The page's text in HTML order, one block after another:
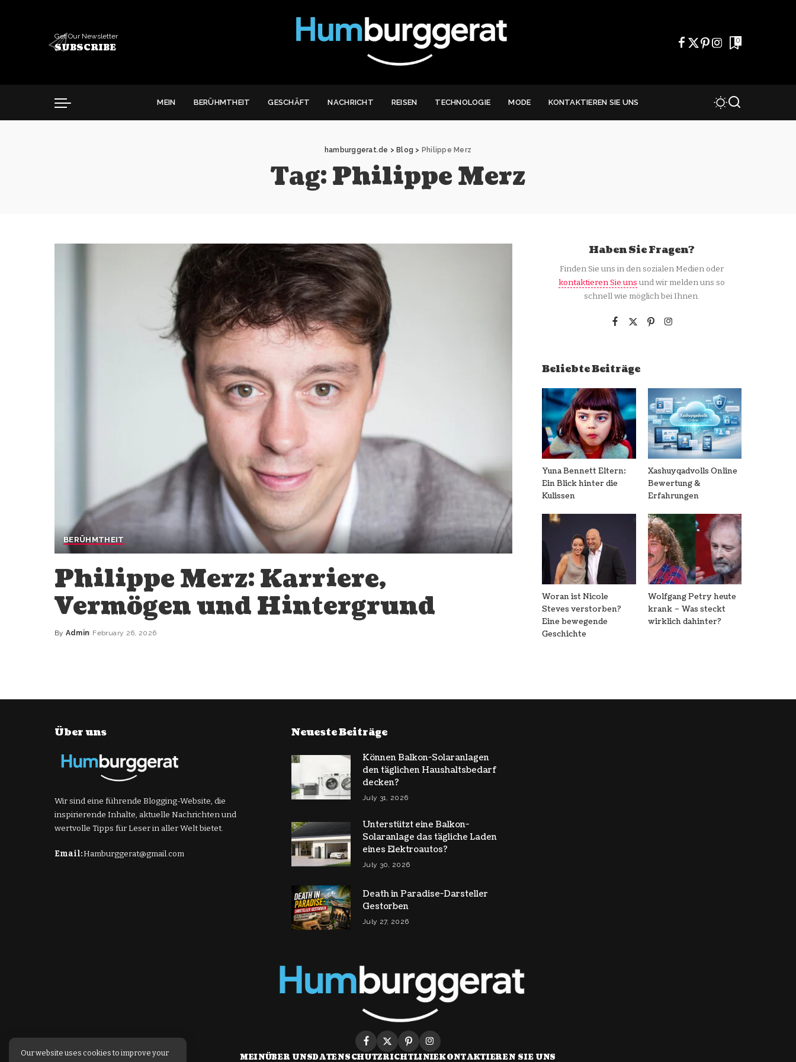
Get Our Newsletter
SUBSCRIBE
0
MEIN BERÜHMTHEIT GESCHÄFT NACHRICHT REISEN TECHNOLOGIE MODE KONTAKTIEREN SIE UNS
hamburggerat.de > Blog > Philippe Merz
Tag:Philippe Merz
BERÜHMTHEIT
Philippe Merz: Karriere,
Vermögen und Hintergrund
Posted
By Admin February 26, 2026
Haben Sie Fragen?
Finden Sie uns in den sozialen Medien oder
kontaktieren Sie uns und wir melden uns so
schnell wie möglich bei Ihnen.
Beliebte Beiträge
Yuna Bennett Eltern:
Ein Blick hinter die
Kulissen
Xashuyqadvolls Online
Bewertung &
Erfahrungen
Woran ist Nicole
Steves verstorben?
Eine bewegende
Geschichte
Wolfgang Petry heute
krank – Was steckt
wirklich dahinter?
Über uns
Wir sind eine führende Blogging-Website, die
inspirierende Inhalte, aktuelle Nachrichten und
wertvolle Tipps für Leser in aller Welt bietet.
Email:Hamburggerat@gmail.com
Neueste Beiträge
Können Balkon-Solaranlagen
den täglichen Haushaltsbedarf
decken?
July 31, 2026
Unterstützt eine Balkon-
Solaranlage das tägliche Laden
eines Elektroautos?
July 30, 2026
Death in Paradise-Darsteller
Gestorben
July 27, 2026
MEINÜBER UNSDATENSCHUTZRICHTLINIEKONTAKTIEREN SIE UNS
Our website uses cookies to improve your